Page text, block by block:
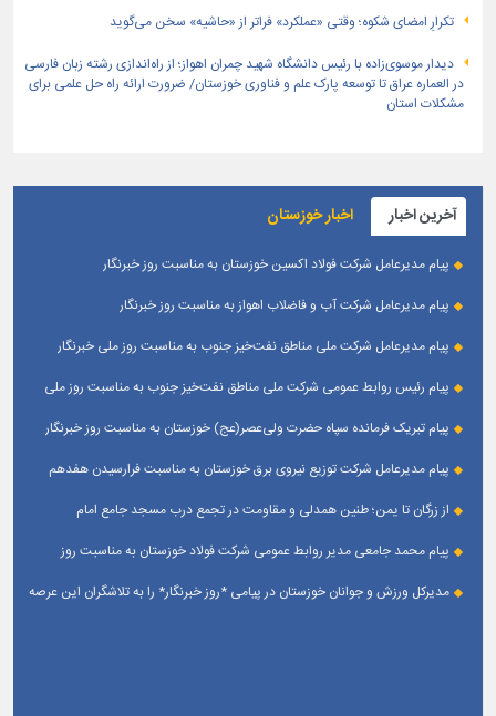
تکرارِ امضای شکوه؛ وقتی «عملکرد» فراتر از «حاشیه» سخن می‌گوید
دیدار موسوی‌زاده با رئیس دانشگاه شهید چمران اهواز؛ از راه‌اندازی رشته زبان فارسی
در العماره عراق تا توسعه پارک علم و فناوری خوزستان/ ضرورت ارائه راه حل علمی برای
مشکلات استان
آخرین اخبار اخبار خوزستان
پیام مدیرعامل شرکت فولاد اکسین خوزستان به مناسبت روز خبرنگار
پیام مدیرعامل شرکت آب و فاضلاب اهواز به مناسبت روز خبرنگار
پیام مدیرعامل شركت ملی مناطق نفت‌خیز جنوب به مناسبت روز ملی خبرنگار
پیام رئیس روابط عمومی شركت ملی مناطق نفت‌خیز جنوب به مناسبت روز ملی
پیام تبریک فرمانده سپاه حضرت ولی‌عصر(عج) خوزستان به مناسبت روز خبرنگار
پیام مدیرعامل شرکت توزیع نیروی برق خوزستان به مناسبت فرارسیدن هفدهم
از زرگان تا یمن؛ طنین همدلی و مقاومت در تجمع درب مسجد جامع امام
پیام محمد جامعی مدیر روابط عمومی شرکت فولاد خوزستان به مناسبت روز
مدیرکل ورزش و جوانان خوزستان در پیامی *روز خبرنگار* را به تلاشگران این عرصه